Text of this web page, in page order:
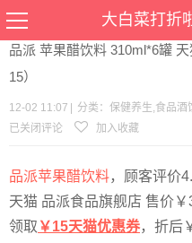
大白菜打折
当前位置： 优惠>保健养生食
品派 苹果醋饮料 310ml*6罐
15）
12-02 11:07 分类： 保健养生,食品酒
已关闭评论
加入收藏
品派苹果醋饮料，顾客评价
天猫 品派食品旗舰店 售价
领取 ￥15天猫优惠券，折后